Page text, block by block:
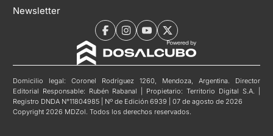
Newsletter
Domicilio legal: Coronel Rodríguez 1260, Mendoza, Argentina. Director
Editorial Responsable: Rubén Rabanal | Propietario: Territorio Digital S.A. |
Registro DNDA N°11804985 | Nº de Edición 6939 | 07 de agosto de 2026
Copyright 2026 MDZol. Todos los derechos reservados.